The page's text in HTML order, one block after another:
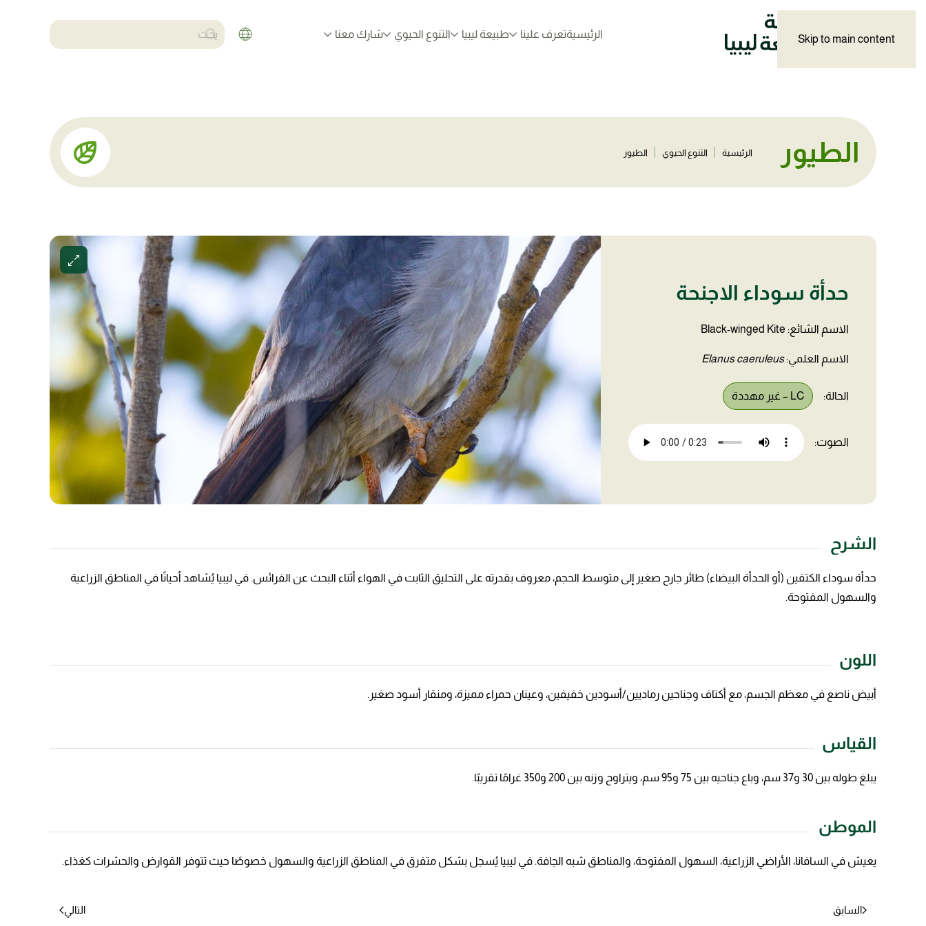
Skip to main content الرئيسيةتعرف علينا طبيعة ليبيا التنوع الحيوي شارك معنا
الطيور الرئيسية التنوع الحيوي الطيور
حدأة سوداء الاجنحة
الاسم الشائع: Black-winged Kite
الاسم العلمي:Elanus caeruleus
الحالة: LC – غير مهددة
الصوت:
الشرح
حدأة سوداء الكتفين (أو الحدأة البيضاء) طائر جارح صغير إلى متوسط الحجم، معروف بقدرته على التحليق الثابت في الهواء أثناء البحث عن الفرائس. في ليبيا يُشاهد أحيانًا في المناطق الزراعية
والسهول المفتوحة.
اللون
أبيض ناصع في معظم الجسم، مع أكتاف وجناحين رماديين/أسودين خفيفين، وعينان حمراء مميزة، ومنقار أسود صغير.
القياس
يبلغ طوله بين 30 و37 سم، وباع جناحيه بين 75 و95 سم، ويتراوح وزنه بين 200 و350 غرامًا تقريبًا.
الموطن
يعيش في السافانا، الأراضي الزراعية، السهول المفتوحة، والمناطق شبه الجافة. في ليبيا يُسجل بشكل متفرق في المناطق الزراعية والسهول خصوصًا حيث تتوفر القوارض والحشرات كغذاء.
السابق التالي